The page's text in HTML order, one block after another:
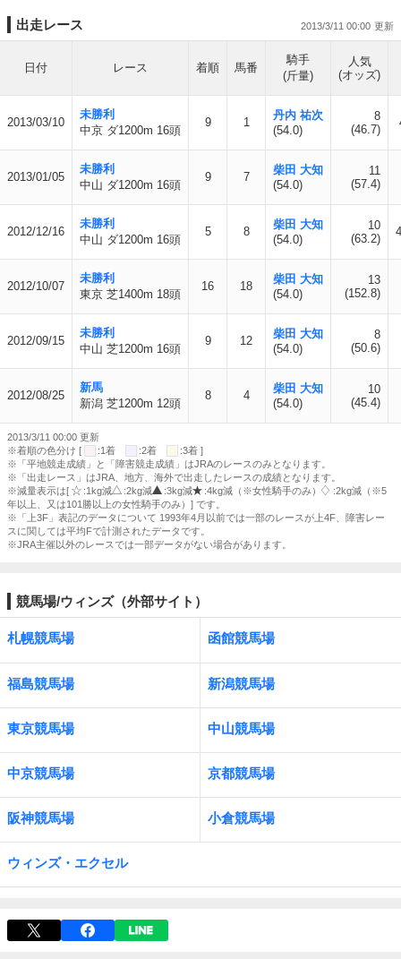
出走レース 2013/3/11 00:00
日付 レース 着順 馬番
騎手
(斤量)
人気
(オッズ)
2013/03/10
未勝利
中京 ダ1200m 16頭
9 1
丹内 祐次
(54.0)
8
(46.7)
2013/01/05
未勝利
中山 ダ1200m 16頭
9 7
柴田 大知
(54.0)
11
(57.4)
2012/12/16
未勝利
中山 ダ1200m 16頭
5 8
柴田 大知
(54.0)
10
(63.2)
2012/10/07
未勝利
東京 芝1400m 18頭
16 18
柴田 大知
(54.0)
13
(152.8)
2012/09/15
未勝利
中山 芝1200m 16頭
9 12
柴田 大知
(54.0)
8
(50.6)
2012/08/25
新馬
新潟 芝1200m 12頭
8 4
柴田 大知
(54.0)
10
(45.4)
2013/3/11 00:00 更新
※着順の色分け [
:1着 :2着
:3着 ]
※「平地競走成績」と「障害競走成績」はJRAのレースのみとなります。
※「出走レース」はJRA、地方、海外で出走したレースの成績となります。
※減量表示は[
:1kg減 :2kg減 :3kg減 :4kg減（※女性騎手のみ）
:2kg減（※5
年以上、又は101勝以上の女性騎手のみ）] です。
※「上3F」表記のデータについて 1993年4月以前では一部のレースが上4F、障害レー
スに関しては平均Fで計測されたデータです。
※JRA主催以外のレースでは一部データがない場合があります。
競馬場/ウィンズ（外部サイト）
札幌競馬場 函館競馬場
福島競馬場 新潟競馬場
東京競馬場 中山競馬場
中京競馬場 京都競馬場
阪神競馬場 小倉競馬場
ウィンズ・エクセル